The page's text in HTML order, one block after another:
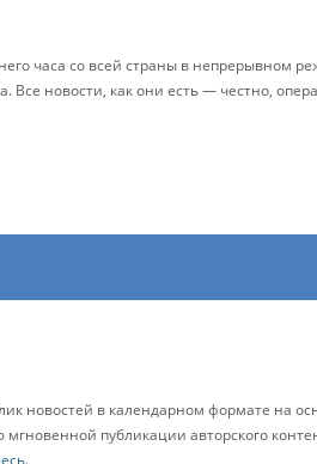
часа со всей страны в непрерывном
Все новости, как они есть — честно,
новостей в календарном формате на
публикации авторского